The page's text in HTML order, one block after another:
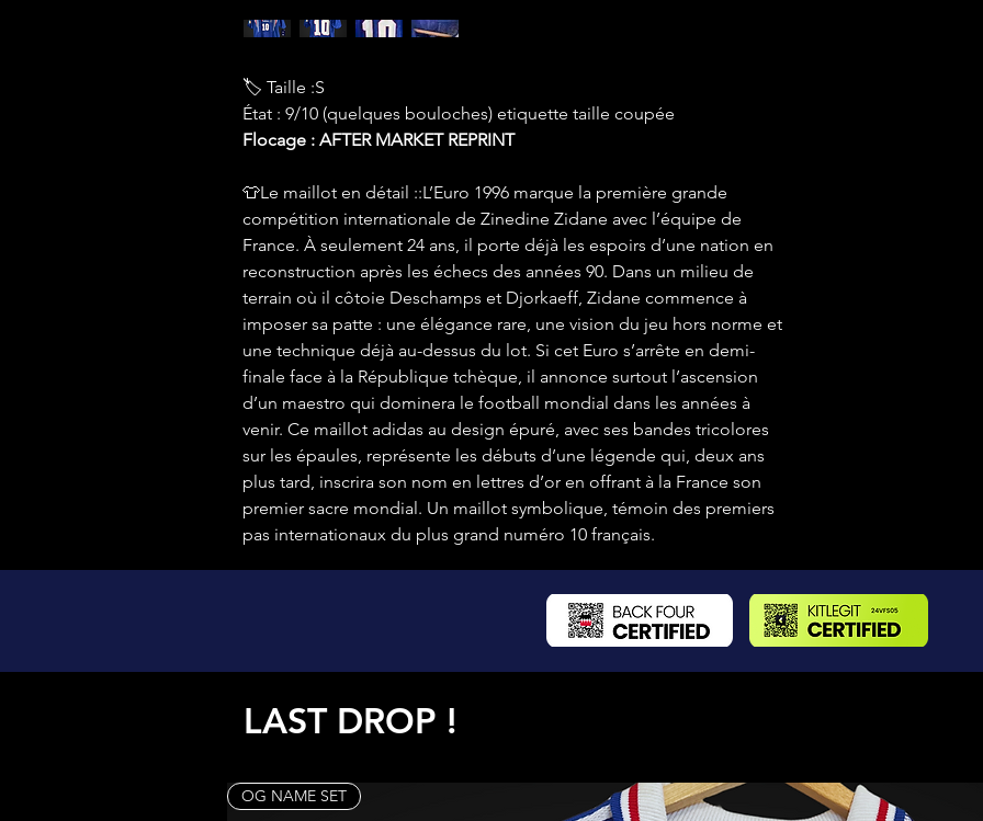
🏷 Taille :S
État : 9/10 (quelques bouloches) etiquette taille coupée
Flocage : AFTER MARKET REPRINT
👕Le maillot en détail ::L’Euro 1996 marque la première grande
compétition internationale de Zinedine Zidane avec l’équipe de
France. À seulement 24 ans, il porte déjà les espoirs d’une nation en
reconstruction après les échecs des années 90. Dans un milieu de
terrain où il côtoie Deschamps et Djorkaeff, Zidane commence à
imposer sa patte : une élégance rare, une vision du jeu hors norme et
une technique déjà au-dessus du lot. Si cet Euro s’arrête en demi-
finale face à la République tchèque, il annonce surtout l’ascension
d’un maestro qui dominera le football mondial dans les années à
venir. Ce maillot adidas au design épuré, avec ses bandes tricolores
sur les épaules, représente les débuts d’une légende qui, deux ans
plus tard, inscrira son nom en lettres d’or en offrant à la France son
premier sacre mondial. Un maillot symbolique, témoin des premiers
pas internationaux du plus grand numéro 10 français.
LAST DROP !
OG NAME SET